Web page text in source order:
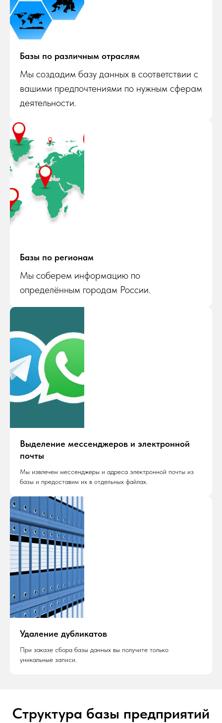
Базы по различным отраслям
Мы создадим базу данных в соответствии с
вашими предпочтениями по нужным сферам
деятельности.
Базы по регионам
Мы соберем информацию по
определённым городам России.
Выделение мессенджеров и электронной
почты
Мы извлечем мессенджеры и адреса электронной почты из
базы и предоставим их в отдельных файлах.
Удаление дубликатов
При заказе сбора базы данных вы получите только
уникальные записи.
Структура базы предприятий